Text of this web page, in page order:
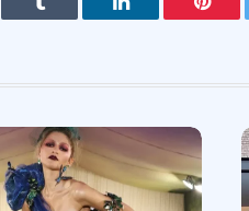
بينتيريستلينكدإن